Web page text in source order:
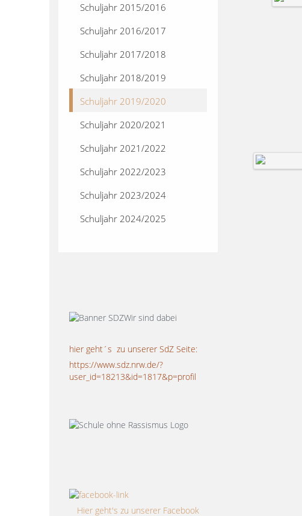
Schuljahr 2015/2016
Schuljahr 2016/2017
Schuljahr 2017/2018
Schuljahr 2018/2019
Schuljahr 2019/2020
Schuljahr 2020/2021
Schuljahr 2021/2022
Schuljahr 2022/2023
Schuljahr 2023/2024
Schuljahr 2024/2025
hier geht´s zu unserer SdZ Seite:
https://www.sdz.nrw.de/?
user_id=18213&id=1817&p=profil
Hier geht's zu unserer Facebook